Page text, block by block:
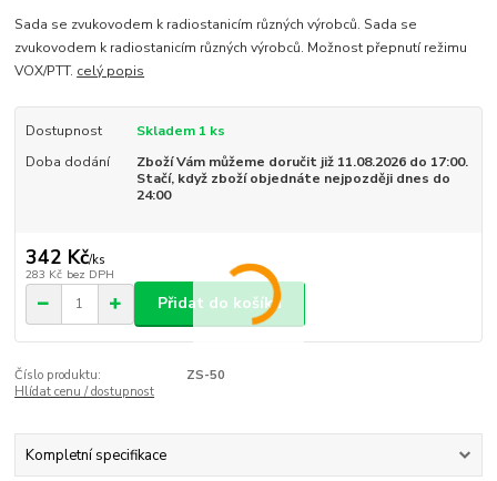
Sada se zvukovodem k radiostanicím různých výrobců. Sada se
zvukovodem k radiostanicím různých výrobců. Možnost přepnutí režimu
VOX/PTT. celý popis
Dostupnost
Skladem 1 ks
Doba dodání
Zboží Vám můžeme doručit již 11.08.2026 do 17:00.
Stačí, když zboží objednáte nejpozději dnes do
24:00
342 Kč/ks
283 Kč bez DPH
Přidat do košíku
Číslo produktu:
ZS-50
Hlídat cenu / dostupnost
Kompletní specifikace